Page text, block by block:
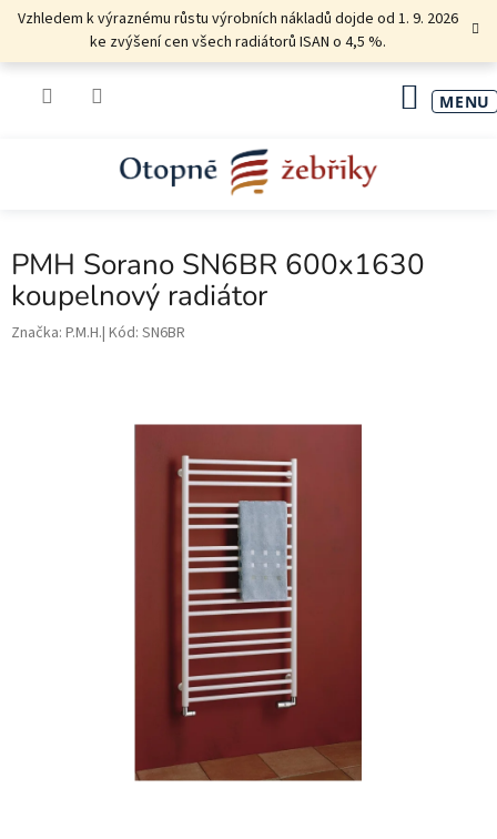
PřejítVzhledem k výraznému růstu výrobních nákladů dojde od 1. 9. 2026
ke zvýšení cen všech radiátorů ISAN o 4,5 %.
PMH Sorano SN6BR 600x1630
koupelnový radiátor
Značka: P.M.H. Kód: SN6BR